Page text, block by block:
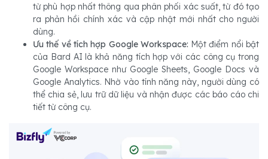
từ phù hợp nhất thông qua phân phối xác suất, từ đó tạo
ra phản hồi chính xác và cập nhật mới nhất cho người
dùng.
Ưu thế về tích hợp Google Workspace: Một điểm nổi bật
của Bard AI là khả năng tích hợp với các công cụ trong
Google Workspace như Google Sheets, Google Docs và
Google Analytics. Nhờ vào tính năng này, người dùng có
thể chia sẻ, lưu trữ dữ liệu và nhận được các báo cáo chi
tiết từ công cụ.